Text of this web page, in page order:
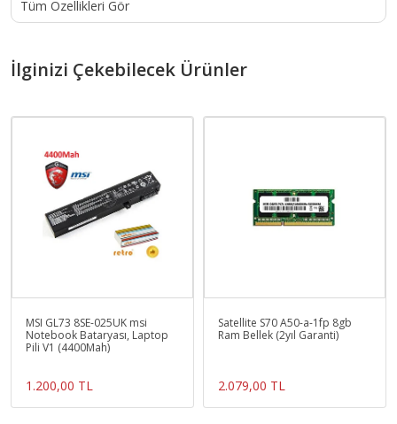
Tüm Özellikleri Gör
İlginizi Çekebilecek Ürünler
MSI GL73 8SE-025UK msi
Notebook Bataryası, Laptop
Pili V1 (4400Mah)
1.200,00 TL
Satellite S70 A50-a-1fp 8gb
Ram Bellek (2yıl Garanti)
2.079,00 TL